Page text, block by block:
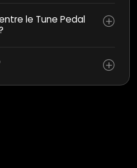
le Tune Pedal